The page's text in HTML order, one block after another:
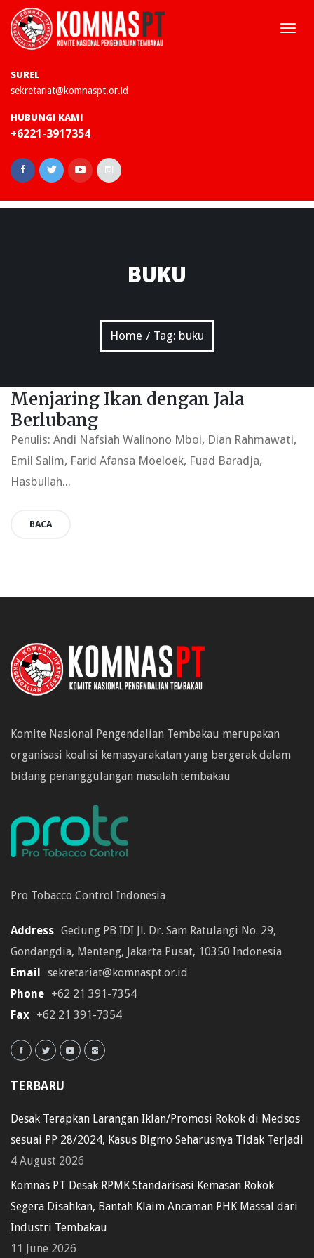
SUREL
sekretariat@komnaspt.or.id
HUBUNGI KAMI
+6221-3917354
BUKU
Home / Tag: buku
Menjaring Ikan dengan Jala
Berlubang
Penulis: Andi Nafsiah Walinono Mboi, Dian Rahmawati,
Emil Salim, Farid Afansa Moeloek, Fuad Baradja,
Hasbullah...
BACA
Komite Nasional Pengendalian Tembakau merupakan
organisasi koalisi kemasyarakatan yang bergerak dalam
bidang penanggulangan masalah tembakau
Pro Tobacco Control Indonesia
Address Gedung PB IDI Jl. Dr. Sam Ratulangi No. 29,
Gondangdia, Menteng, Jakarta Pusat, 10350 Indonesia
Email
sekretariat@komnaspt.or.id
Phone +62 21 391-7354
Fax +62 21 391-7354
TERBARU
Desak Terapkan Larangan Iklan/Promosi Rokok di Medsos
sesuai PP 28/2024, Kasus Bigmo Seharusnya Tidak Terjadi
4 August 2026
Komnas PT Desak RPMK Standarisasi Kemasan Rokok
Segera Disahkan, Bantah Klaim Ancaman PHK Massal dari
Industri Tembakau
11 June 2026